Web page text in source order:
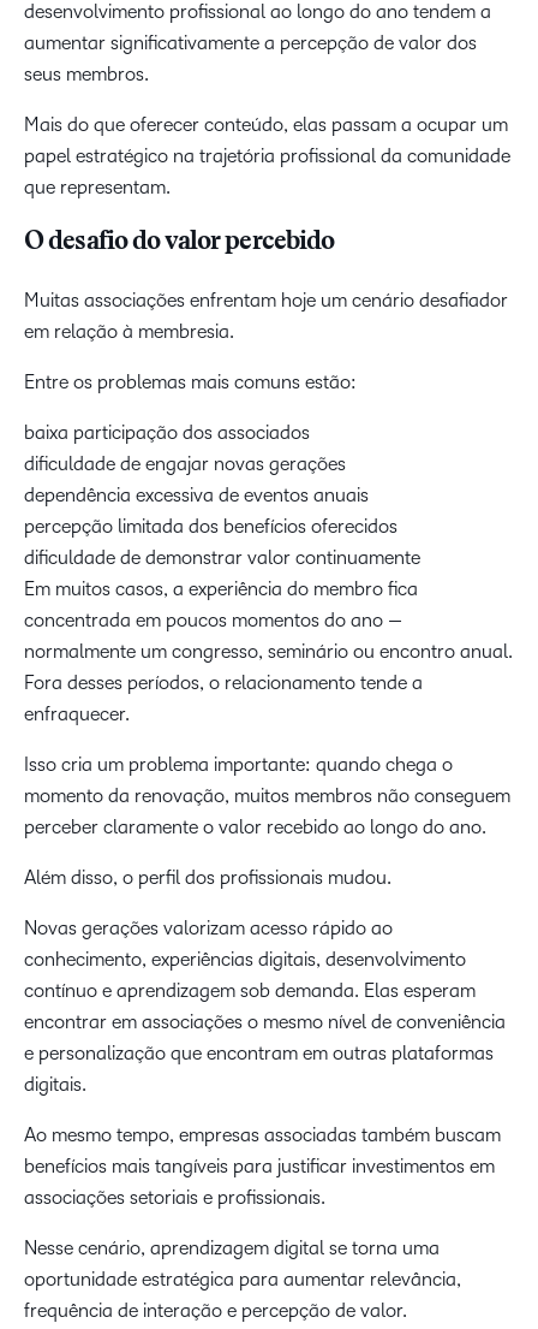
desenvolvimento profissional ao longo do ano tendem a
aumentar significativamente a percepção de valor dos
seus membros.
Mais do que oferecer conteúdo, elas passam a ocupar um
papel estratégico na trajetória profissional da comunidade
que representam.
O desafio do valor percebido
Muitas associações enfrentam hoje um cenário desafiador
em relação à membresia.
Entre os problemas mais comuns estão:
baixa participação dos associados
dificuldade de engajar novas gerações
dependência excessiva de eventos anuais
percepção limitada dos benefícios oferecidos
dificuldade de demonstrar valor continuamente
Em muitos casos, a experiência do membro fica
concentrada em poucos momentos do ano —
normalmente um congresso, seminário ou encontro anual.
Fora desses períodos, o relacionamento tende a
enfraquecer.
Isso cria um problema importante: quando chega o
momento da renovação, muitos membros não conseguem
perceber claramente o valor recebido ao longo do ano.
Além disso, o perfil dos profissionais mudou.
Novas gerações valorizam acesso rápido ao
conhecimento, experiências digitais, desenvolvimento
contínuo e aprendizagem sob demanda. Elas esperam
encontrar em associações o mesmo nível de conveniência
e personalização que encontram em outras plataformas
digitais.
Ao mesmo tempo, empresas associadas também buscam
benefícios mais tangíveis para justificar investimentos em
associações setoriais e profissionais.
Nesse cenário, aprendizagem digital se torna uma
oportunidade estratégica para aumentar relevância,
frequência de interação e percepção de valor.